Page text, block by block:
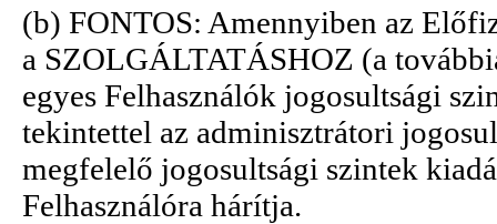
(b) FONTOS: Amennyiben az
a SZOLGÁLTATÁSHOZ (a
egyes Felhasználók jogosultsági
tekintettel az adminisztrátori
megfelelő jogosultsági szintek
Felhasználóra hárítja.